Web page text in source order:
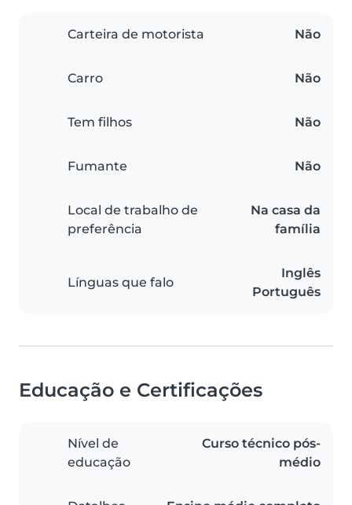
Carteira de motorista Não
Carro Não
Tem filhos Não
Fumante Não
Local de trabalho de
preferência
Na casa da
família
Línguas que falo
Inglês
Português
Educação e Certificações
Nível de
educação
Curso técnico pós-
médio